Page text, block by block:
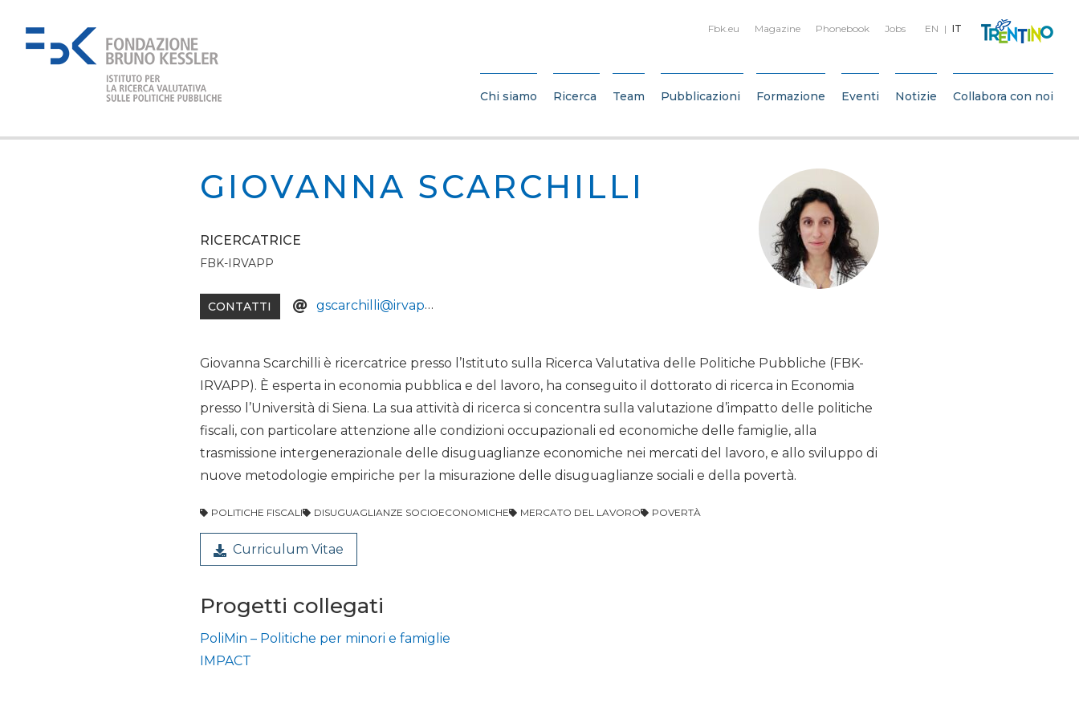
EN IT
Fbk.eu Magazine Phonebook Jobs
Chi siamo Ricerca Team Pubblicazioni Formazione Eventi Notizie Collabora con noi
GIOVANNA SCARCHILLI
RICERCATRICE
FBK-IRVAPP
CONTATTI gscarchilli@irvapp.it
Giovanna Scarchilli è ricercatrice presso l’Istituto sulla Ricerca Valutativa delle Politiche Pubbliche (FBK-
IRVAPP). È esperta in economia pubblica e del lavoro, ha conseguito il dottorato di ricerca in Economia
presso l’Università di Siena. La sua attività di ricerca si concentra sulla valutazione d’impatto delle politiche
fiscali, con particolare attenzione alle condizioni occupazionali ed economiche delle famiglie, alla
trasmissione intergenerazionale delle disuguaglianze economiche nei mercati del lavoro, e allo sviluppo di
nuove metodologie empiriche per la misurazione delle disuguaglianze sociali e della povertà.
POLITICHE FISCALI DISUGUAGLIANZE SOCIOECONOMICHE MERCATO DEL LAVORO POVERTÀ
Curriculum Vitae
Progetti collegati
PoliMin – Politiche per minori e famiglie
IMPACT